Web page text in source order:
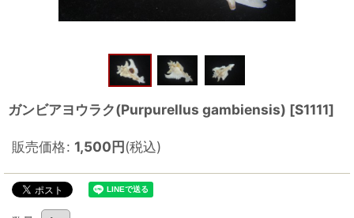
ガンビアヨウラク(Purpurellus gambiensis) [S1111]
販売価格: 1,500円(税込)